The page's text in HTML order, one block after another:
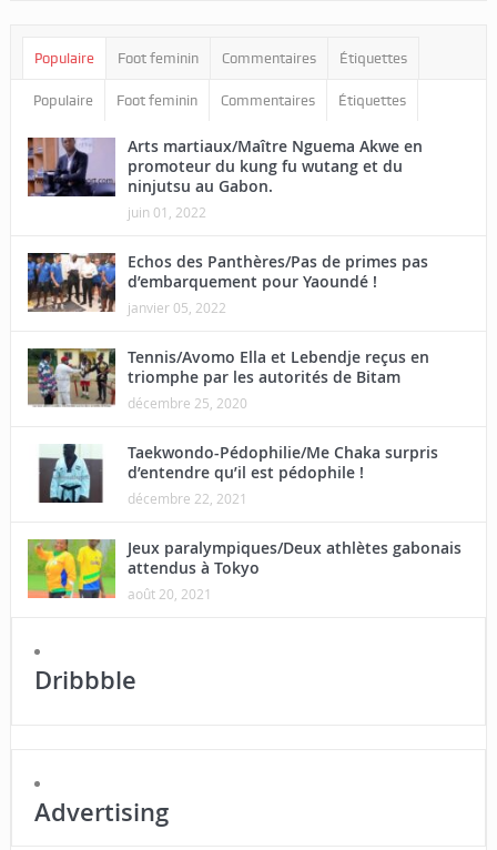
Populaire Foot feminin Commentaires Étiquettes
Populaire Foot feminin Commentaires Étiquettes
Arts martiaux/Maître Nguema Akwe en
promoteur du kung fu wutang et du
ninjutsu au Gabon.
juin 01, 2022
Echos des Panthères/Pas de primes pas
d’embarquement pour Yaoundé !
janvier 05, 2022
Tennis/Avomo Ella et Lebendje reçus en
triomphe par les autorités de Bitam
décembre 25, 2020
Taekwondo-Pédophilie/Me Chaka surpris
d’entendre qu’il est pédophile !
décembre 22, 2021
Jeux paralympiques/Deux athlètes gabonais
attendus à Tokyo
août 20, 2021
Dribbble
Advertising